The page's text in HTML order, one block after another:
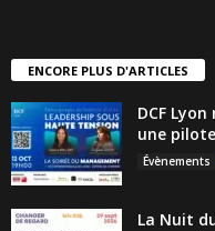
ENCORE PLUS D'ARTICLES
DCF
une
Évènements
La Nuit